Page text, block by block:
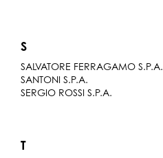
S
SALVATORE FERRAGAMO S.P.A.
SANTONI S.P.A.
SERGIO ROSSI S.P.A.
T